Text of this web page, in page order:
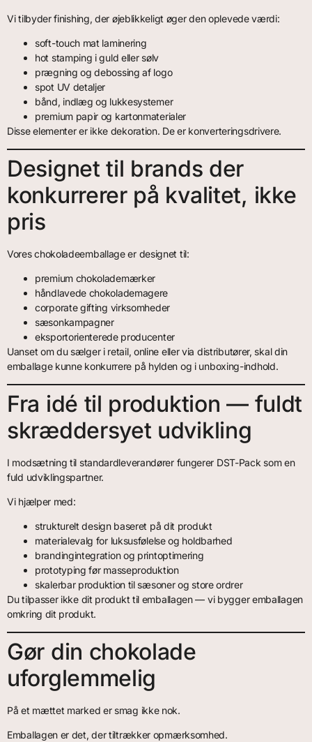
Vi tilbyder finishing, der øjeblikkeligt øger den oplevede værdi:
soft-touch mat laminering
hot stamping i guld eller sølv
prægning og debossing af logo
spot UV detaljer
bånd, indlæg og lukkesystemer
premium papir og kartonmaterialer
Disse elementer er ikke dekoration. De er konverteringsdrivere.
Designet til brands der
konkurrerer på kvalitet, ikke
pris
Vores chokoladeemballage er designet til:
premium chokolademærker
håndlavede chokolademagere
corporate gifting virksomheder
sæsonkampagner
eksportorienterede producenter
Uanset om du sælger i retail, online eller via distributører, skal din
emballage kunne konkurrere på hylden og i unboxing-indhold.
Fra idé til produktion — fuldt
skræddersyet udvikling
I modsætning til standardleverandører fungerer DST-Pack som en
fuld udviklingspartner.
Vi hjælper med:
strukturelt design baseret på dit produkt
materialevalg for luksusfølelse og holdbarhed
brandingintegration og printoptimering
prototyping før masseproduktion
skalerbar produktion til sæsoner og store ordrer
Du tilpasser ikke dit produkt til emballagen — vi bygger emballagen
omkring dit produkt.
Gør din chokolade
uforglemmelig
På et mættet marked er smag ikke nok.
Emballagen er det, der tiltrækker opmærksomhed.